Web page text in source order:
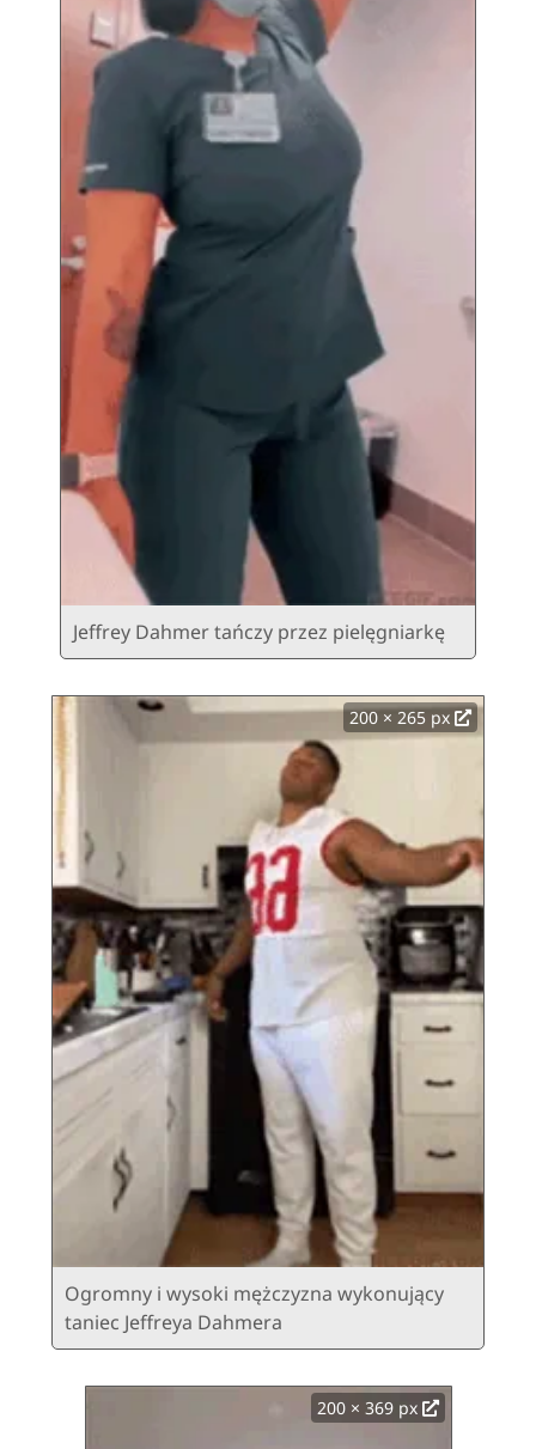
Jeffrey Dahmer tańczy przez pielęgniarkę
200 × 265 px
Ogromny i wysoki mężczyzna wykonujący
taniec Jeffreya Dahmera
200 × 369 px